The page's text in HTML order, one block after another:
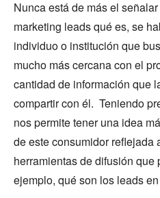
Nunca está de más el
marketing leads qué es, se
individuo o institución que
mucho más cercana con el
cantidad de información que
compartir con él. Teniendo
nos permite tener una idea
de este consumidor reflejada
herramientas de difusión que
ejemplo, qué son los leads